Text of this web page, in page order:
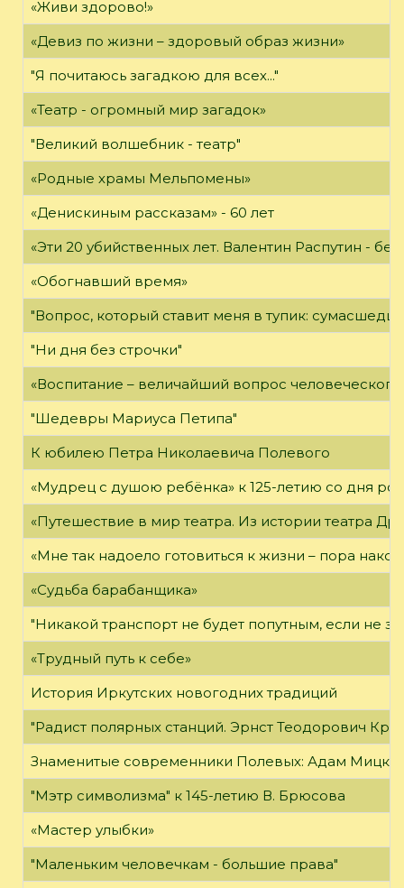
«Живи здорово!»
«Девиз по жизни – здоровый образ жизни»
"Я почитаюсь загадкою для всех..."
«Театр - огромный мир загадок»
"Великий волшебник - театр"
«Родные храмы Мельпомены»
«Денискиным рассказам» - 60 лет
«Эти 20 убийственных лет. Валентин Распутин -
«Обогнавший время»
"Вопрос, который ставит меня в тупик:
"Ни дня без строчки"
«Воспитание – величайший вопрос человеческого
"Шедевры Мариуса Петипа"
К юбилею Петра Николаевича Полевого
«Мудрец с душою ребёнка» к 125-летию со дня
«Путешествие в мир театра. Из истории театра
«Мне так надоело готовиться к жизни – пора
«Судьба барабанщика»
"Никакой транспорт не будет попутным, если не
«Трудный путь к себе»
История Иркутских новогодних традиций
"Радист полярных станций. Эрнст Теодорович
Знаменитые современники Полевых: Адам
"Мэтр символизма" к 145-летию В. Брюсова
«Мастер улыбки»
"Маленьким человечкам - большие права"